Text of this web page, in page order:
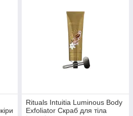
Rituals Intuitia Luminous Body
Exfoliator Скраб для тіла